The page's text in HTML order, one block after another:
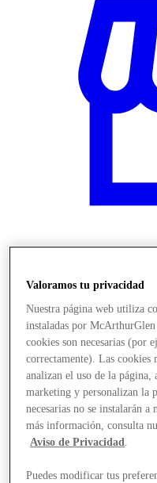
Valoramos tu privacidad
Nuestra página web utiliza
instaladas por
cookies son necesarias (por
correctamente). Las cookies
analizan el uso de la página,
marketing y personalizan la
necesarias no se instalarán a
más información, consulta
Aviso de Privacidad.
Puedes modificar tus